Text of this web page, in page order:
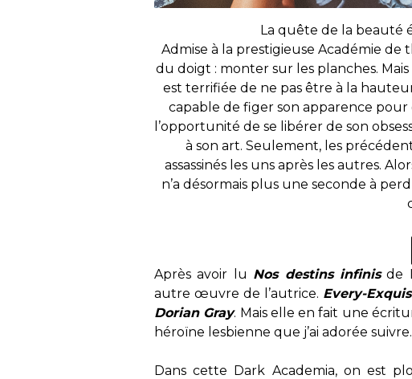
La quête de la
Admise à la prestigieuse Académie
du doigt : monter sur les planches.
est terrifiée de ne pas être à la
capable de figer son apparence pour
l’opportunité de se libérer de son
à son art. Seulement, les
assassinés les uns après les autres.
n’a désormais plus une seconde à
Après avoir lu Nos destins infinisde
autre œuvre de l’autrice. Every-
Dorian Gray. Mais elle en fait une
héroïne lesbienne que j’ai adorée suivre.
Dans cette Dark Academia, on est